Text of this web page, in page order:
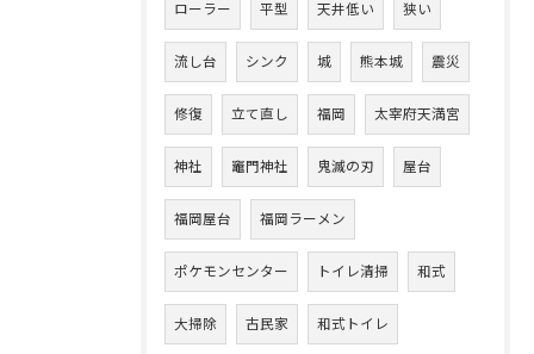
ローラー 平型 天井低い 狭い
流し台 シンク 城 熊本城 震災
修復 立て直し 福岡 太宰府天満宮
神社 竈門神社 鬼滅の刃 屋台
福岡屋台 福岡ラーメン
ポケモンセンター トイレ清掃 和式
大掃除 古民家 和式トイレ